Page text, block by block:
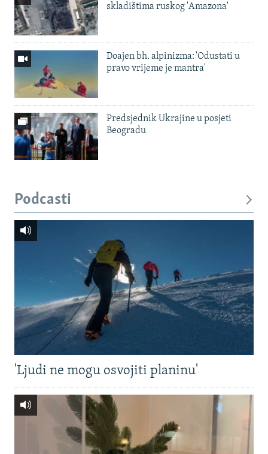
skladištima ruskog 'Amazona'
Doajen bh. alpinizma: 'Odustati u
pravo vrijeme je mantra'
Predsjednik Ukrajine u posjeti
Beogradu
Podcasti
'Ljudi ne mogu osvojiti planinu'